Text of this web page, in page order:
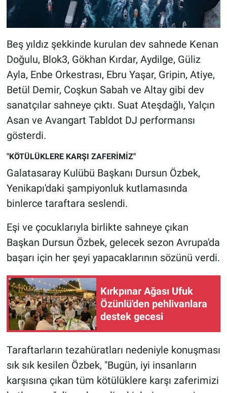
Beş yıldız şekkinde kurulan dev sahnede Kenan
Doğulu, Blok3, Gökhan Kırdar, Aydilge, Güliz
Ayla, Enbe Orkestrası, Ebru Yaşar, Gripin, Atiye,
Betül Demir, Coşkun Sabah ve Altay gibi dev
sanatçılar sahneye çıktı. Suat Ateşdağlı, Yalçın
Asan ve Avangart Tabldot DJ performansı
gösterdi.
"KÖTÜLÜKLERE KARŞI ZAFERİMİZ"
Galatasaray Kulübü Başkanı Dursun Özbek,
Yenikapı'daki şampiyonluk kutlamasında
binlerce taraftara seslendi.
Eşi ve çocuklarıyla birlikte sahneye çıkan
Başkan Dursun Özbek, gelecek sezon Avrupa'da
başarı için her şeyi yapacaklarının sözünü verdi.
Kırkpınar Ağası Ufuk
Özünlü'den pehlivanlara
destek gecesi
Taraftarların tezahüratları nedeniyle konuşması
sık sık kesilen Özbek, "Bugün, iyi insanların
karşısına çıkan tüm kötülüklere karşı zaferimizi
Sağlık
Spor
Teknoloji
Türkiye'nin Geleceği
Türkiye'nin Gündemi
Yerel Yaşam
Canlı Yayın